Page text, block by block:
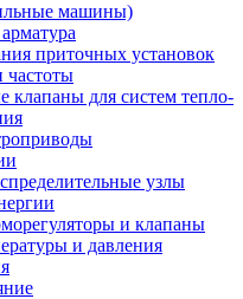
машины)
приточных установок
частоты
клапаны для систем тепло-
узлы
и клапаны
и давления